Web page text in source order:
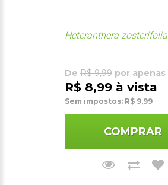
Heteranthera zosterifolia
De R$ 9,99 por apenas
R$ 8,99 à vista
Sem impostos: R$ 9,99
COMPRAR